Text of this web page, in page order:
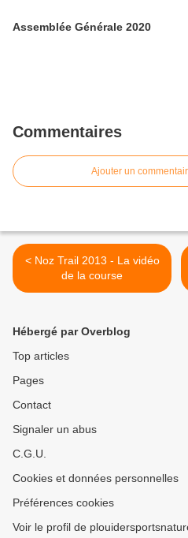
Assemblée Générale 2020
Commentaires
Ajouter un
< Noz Trail 2013 - La vidéo
de la course
Hébergé par Overblog
Top articles
Pages
Contact
Signaler un abus
C.G.U.
Cookies et données personnelles
Préférences cookies
Voir le profil de